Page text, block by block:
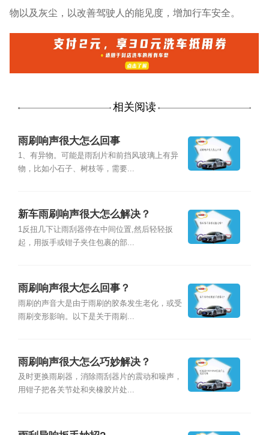
物以及灰尘，以改善驾驶人的能见度，增加行车安全。
相关阅读
雨刷响声很大怎么回事
1、有异物。可能是雨刮片和前挡风玻璃上有异
物，比如小石子、树枝等，需要...
新车雨刷响声很大怎么解决？
1反扭几下让雨刮器停在中间位置,然后轻轻扳
起，用扳手或钳子夹住包裹的部...
雨刷响声很大怎么回事？
雨刷的声音大是由于雨刷的胶条发生老化，或受
雨刷变形影响。以下是关于雨刷...
雨刷响声很大怎么巧妙解决？
及时更换雨刷器，消除雨刮器片的震动和噪声，
用钳子把各关节处和夹橡胶片处...